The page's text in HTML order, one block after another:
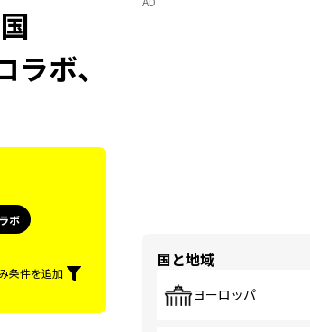
ボ、
ボ
条件を追加
国と地域
ヨーロッパ